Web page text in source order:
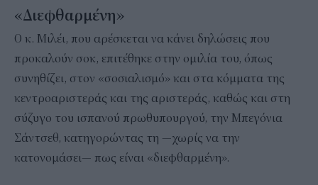
«Διεφθαρμένη»
Ο κ. Μιλέι, που αρέσκεται να κάνει δηλώσεις που
προκαλούν σοκ, επιτέθηκε στην ομιλία του, όπως
συνηθίζει, στον «σοσιαλισμό» και στα κόμματα της
κεντροαριστεράς και της αριστεράς, καθώς και στη
σύζυγο του ισπανού πρωθυπουργού, την Μπεγόνια
Σάντσεθ, κατηγορώντας τη —χωρίς να την
κατονομάσει— πως είναι «διεφθαρμένη».